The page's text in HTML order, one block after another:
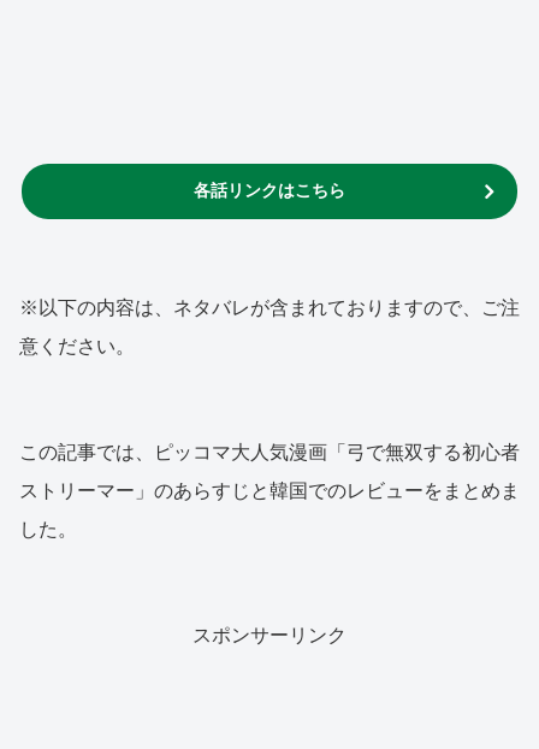
各話リンクはこちら
※以下の内容は、ネタバレが含まれておりますので、ご注
意ください。
この記事では、ピッコマ大人気漫画「弓で無双する初心者
ストリーマー」のあらすじと韓国でのレビューをまとめま
した。
スポンサーリンク